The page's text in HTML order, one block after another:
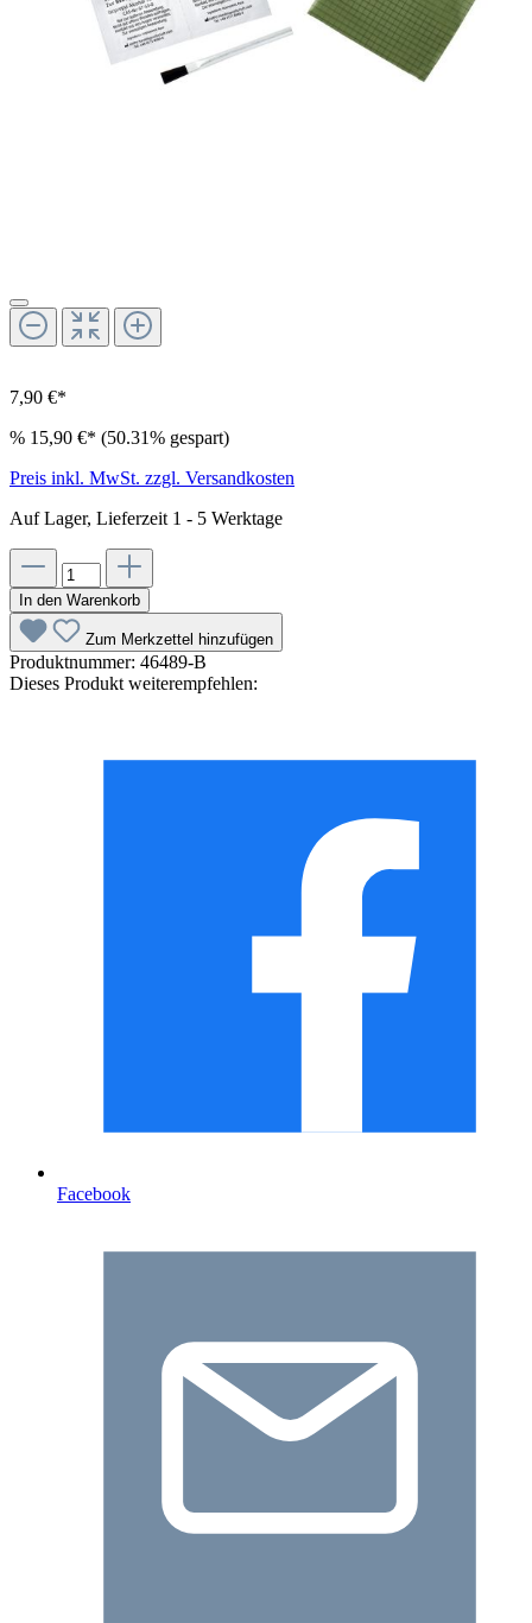
7,90 €*
% 15,90 €* (50.31% gespart)
Preis inkl. MwSt. zzgl. Versandkosten
Auf Lager, Lieferzeit 1 - 5 Werktage
In den Warenkorb
Zum Merkzettel hinzufügen
Produktnummer: 46489-B
Dieses Produkt weiterempfehlen:
Facebook